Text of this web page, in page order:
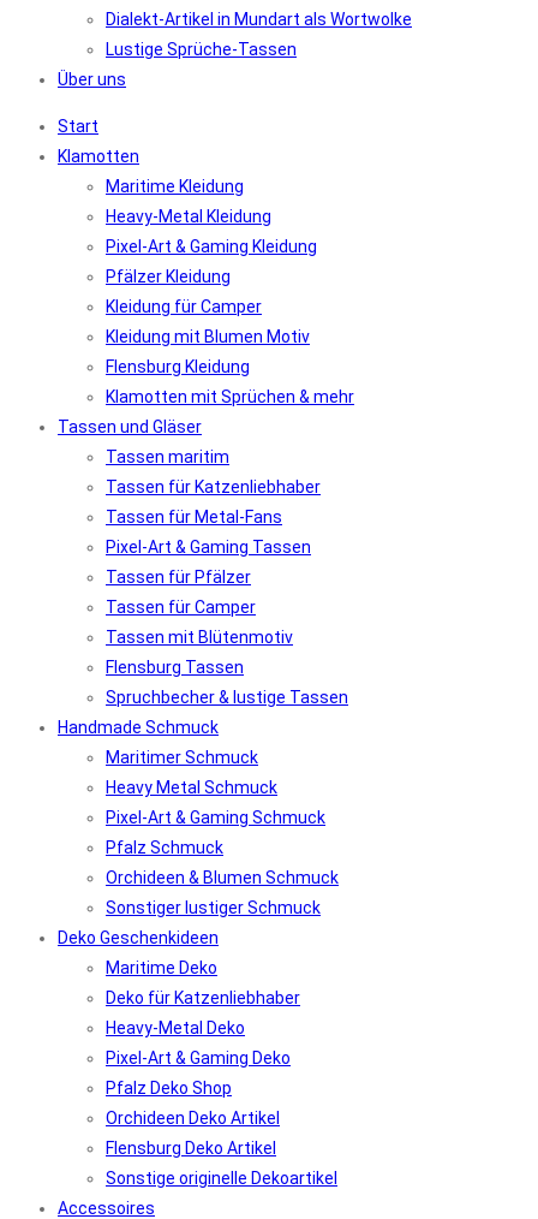
Dialekt-Artikel in Mundart als Wortwolke
Lustige Sprüche-Tassen
Über uns
Start
Klamotten
Maritime Kleidung
Heavy-Metal Kleidung
Pixel-Art & Gaming Kleidung
Pfälzer Kleidung
Kleidung für Camper
Kleidung mit Blumen Motiv
Flensburg Kleidung
Klamotten mit Sprüchen & mehr
Tassen und Gläser
Tassen maritim
Tassen für Katzenliebhaber
Tassen für Metal-Fans
Pixel-Art & Gaming Tassen
Tassen für Pfälzer
Tassen für Camper
Tassen mit Blütenmotiv
Flensburg Tassen
Spruchbecher & lustige Tassen
Handmade Schmuck
Maritimer Schmuck
Heavy Metal Schmuck
Pixel-Art & Gaming Schmuck
Pfalz Schmuck
Orchideen & Blumen Schmuck
Sonstiger lustiger Schmuck
Deko Geschenkideen
Maritime Deko
Deko für Katzenliebhaber
Heavy-Metal Deko
Pixel-Art & Gaming Deko
Pfalz Deko Shop
Orchideen Deko Artikel
Flensburg Deko Artikel
Sonstige originelle Dekoartikel
Accessoires